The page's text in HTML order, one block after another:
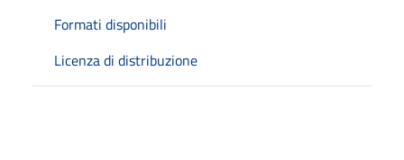
Formati disponibili
Licenza di distribuzione